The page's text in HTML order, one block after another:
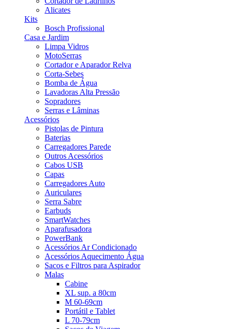
Alicates
Kits
Bosch Profissional
Casa e Jardim
Limpa Vidros
MotoSerras
Cortador e Aparador Relva
Corta-Sebes
Bomba de Água
Lavadoras Alta Pressão
Sopradores
Serras e Lâminas
Acessórios
Pistolas de Pintura
Baterias
Carregadores Parede
Outros Acessórios
Cabos USB
Capas
Carregadores Auto
Auriculares
Serra Sabre
Earbuds
SmartWatches
Aparafusadora
PowerBank
Acessórios Ar Condicionado
Acessórios Aquecimento Água
Sacos e Filtros para Aspirador
Malas
Cabine
XL sup. a 80cm
M 60-69cm
Portátil e Tablet
L 70-79cm